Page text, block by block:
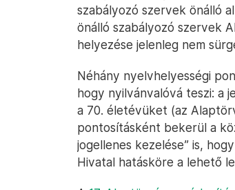
szabályozó szervek önálló
önálló szabályozó szervek
helyezése jelenleg nem
Néhány nyelvhelyességi
hogy nyilvánvalóvá teszi: a
a 70. életévüket (az
pontosításként bekerül a
jogellenes kezelése” is,
Hivatal hatásköre a lehető